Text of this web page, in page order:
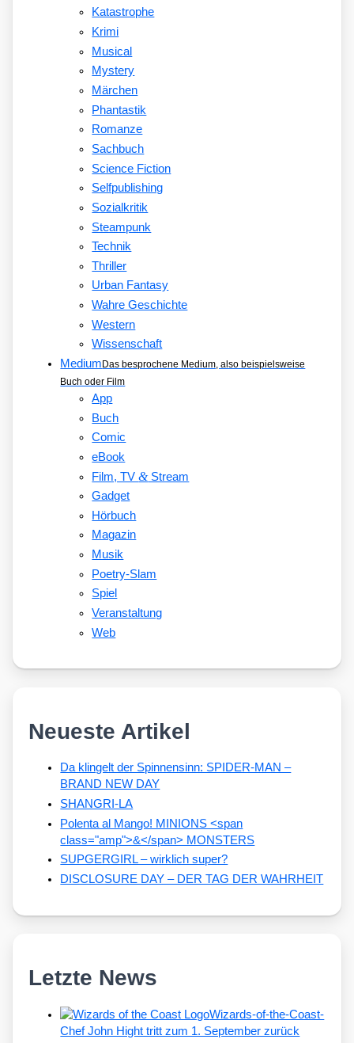
Katastrophe
Krimi
Musical
Mystery
Märchen
Phantastik
Romanze
Sachbuch
Science Fiction
Selfpublishing
Sozialkritik
Steampunk
Technik
Thriller
Urban Fantasy
Wahre Geschichte
Western
Wissenschaft
Medium Das besprochene Medium, also beispielsweise
Buch oder Film
App
Buch
Comic
eBook
Film, TV&Stream
Gadget
Hörbuch
Magazin
Musik
Poetry-Slam
Spiel
Veranstaltung
Web
Neueste Artikel
Da klingelt der Spinnensinn: SPIDER-MAN –
BRAND NEW DAY
SHANGRI-LA
Polenta al Mango! MINIONS <span
class="amp">&</span> MONSTERS
SUPGERGIRL – wirklich super?
DISCLOSURE DAY – DER TAG DER WAHRHEIT
Letzte News
Wizards-of-the-Coast-
Chef John Hight tritt zum 1. September zurück